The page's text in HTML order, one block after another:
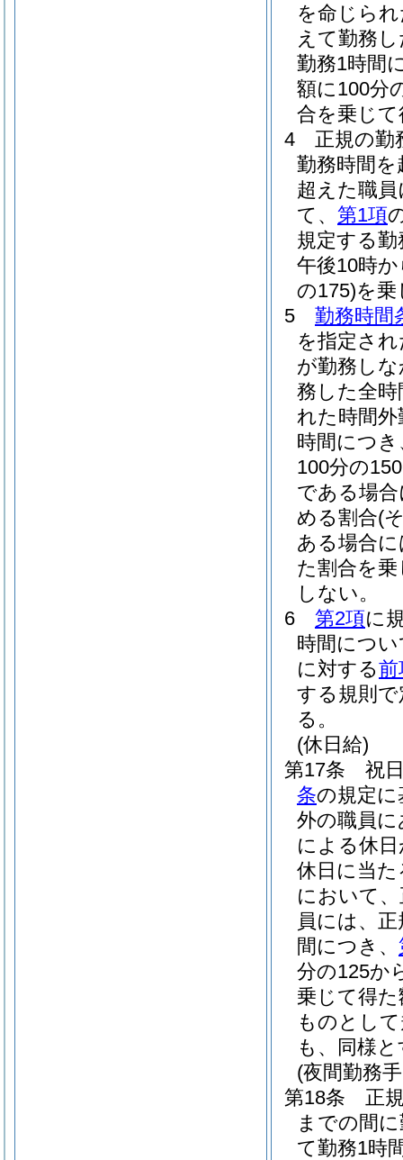
を命じら
えて勤務
勤務1時間
額に100分
合を乗じ
4
正規の勤
勤務時間
超えた職
て、 第1項
規定する
午後10時
の175)を乗
5
勤務時間
を指定さ
が勤務し
務した全
れた時間
時間につき
100分の150
である場
める割合(
ある場合
た割合を
しない。
6
第2項に
時間につ
に対する前
する規則
る。
(休日給)
第17条
祝
条の規定
外の職員
による休
休日に当
において
員には、
間につき、
分の125か
乗じて得
ものとし
も、同様
(夜間勤務
第18条
正
までの間
て勤務1時